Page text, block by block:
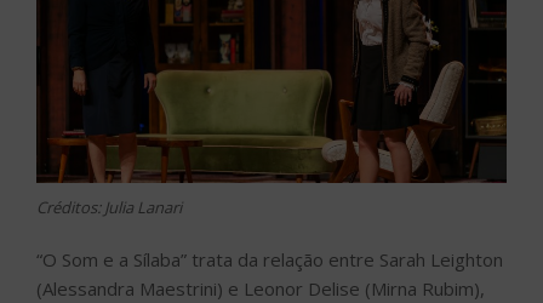
Créditos: Julia Lanari
“O Som e a Sílaba” trata da relação entre Sarah Leighton
(Alessandra Maestrini) e Leonor Delise (Mirna Rubim),